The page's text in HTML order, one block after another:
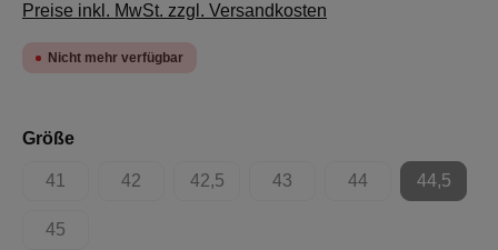
Preise inkl. MwSt. zzgl. Versandkosten
Nicht mehr verfügbar
Größeauswählen
41
(Diese Option ist zurzeit nicht verfügbar.)
42
(Diese Option ist zurzeit nicht verfügbar.)
42,5
(Diese Option ist zurzeit nicht verfügbar.)
43
(Diese Option ist zurzeit nicht
44
(Diese Option ist
44,5
(Diese
45
(Diese Option ist zurzeit nicht verfügbar.)